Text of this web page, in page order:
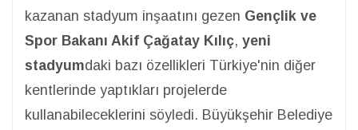
kazanan stadyum inşaatını gezen Gençlik ve
Spor Bakanı Akif Çağatay Kılıç, yeni
stadyumdaki bazı özellikleri Türkiye'nin diğer
kentlerinde yaptıkları projelerde
kullanabileceklerini söyledi. Büyükşehir Belediye